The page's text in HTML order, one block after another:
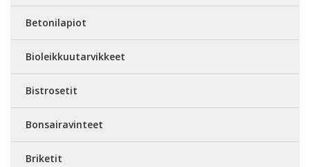
Betonilapiot
Bioleikkuutarvikkeet
Bistrosetit
Bonsairavinteet
Briketit